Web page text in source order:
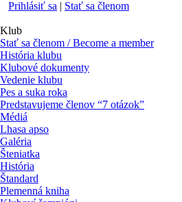
Prihlásiť sa | Stať sa členom
Klub
Stať sa členom / Become a member
História klubu
Klubové dokumenty
Vedenie klubu
Pes a suka roka
Predstavujeme členov “7 otázok”
Médiá
Lhasa apso
Galéria
Šteniatka
História
Štandard
Plemenná kniha